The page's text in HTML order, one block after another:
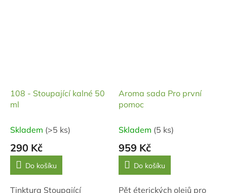
108 - Stoupající kalné 50
ml
Skladem (>5 ks)
290 Kč
Do košíku
Tinktura Stoupající
Aroma sada Pro první
pomoc
Skladem (5 ks)
959 Kč
Do košíku
Pět éterických olejů pro